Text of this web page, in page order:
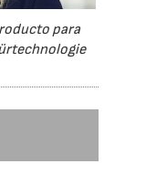
para